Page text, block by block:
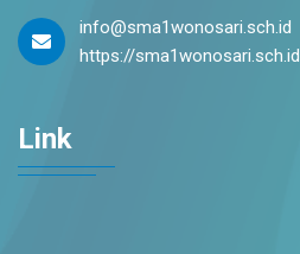
info@sma1wonosari.sch.id
https://sma1wonosari.sch.id
Link